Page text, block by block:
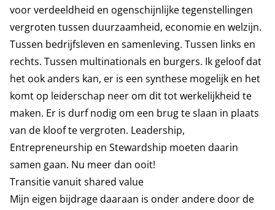
voor verdeeldheid en ogenschijnlijke tegenstellingen
vergroten tussen duurzaamheid, economie en welzijn.
Tussen bedrijfsleven en samenleving. Tussen links en
rechts. Tussen multinationals en burgers. Ik geloof dat
het ook anders kan, er is een synthese mogelijk en het
komt op leiderschap neer om dit tot werkelijkheid te
maken. Er is durf nodig om een brug te slaan in plaats
van de kloof te vergroten. Leadership,
Entrepreneurship en Stewardship moeten daarin
samen gaan. Nu meer dan ooit!
Transitie vanuit shared value
Mijn eigen bijdrage daaraan is onder andere door de